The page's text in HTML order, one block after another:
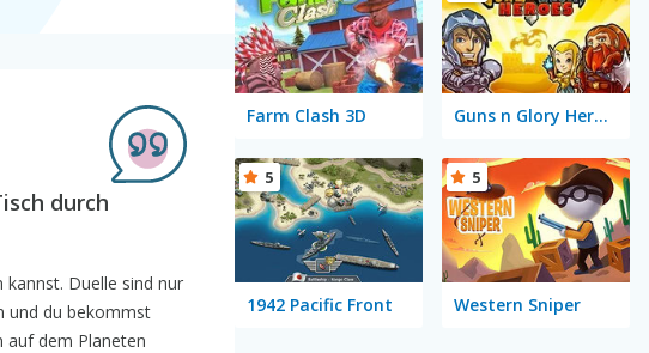
durch
Duelle sind nur
und du bekommst
auf dem Planeten
Farm Clash 3D Guns n Glory Heroes
1942 Pacific Front
5
Western Sniper
5